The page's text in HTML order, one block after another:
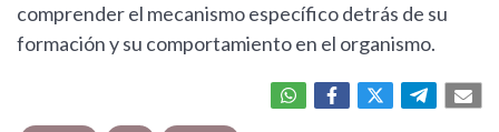
comprender el mecanismo específico detrás de su
formación y su comportamiento en el organismo.